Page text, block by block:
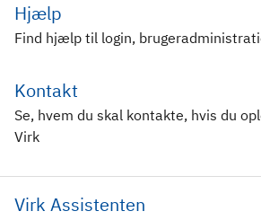
Hjælp
Find hjælp til login,
Kontakt
Se, hvem du skal kontakte, hvis du
Virk
Virk Assistenten